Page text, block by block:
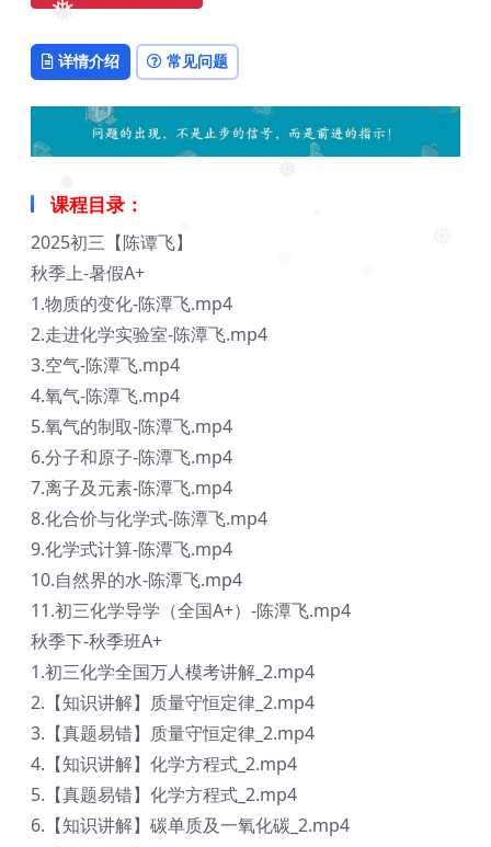
❅
详情介绍 常见问题
课程目录：
2025初三【陈谭飞】
秋季上-暑假A+
1.物质的变化-陈潭飞.mp4
2.走进化学实验室-陈潭飞.mp4
3.空气-陈潭飞.mp4
4.氧气-陈潭飞.mp4
5.氧气的制取-陈潭飞.mp4
6.分子和原子-陈潭飞.mp4
7.离子及元素-陈潭飞.mp4
8.化合价与化学式-陈潭飞.mp4
9.化学式计算-陈潭飞.mp4
10.自然界的水-陈潭飞.mp4
11.初三化学导学（全国A+）-陈潭飞.mp4
秋季下-秋季班A+
1.初三化学全国万人模考讲解_2.mp4
2.【知识讲解】质量守恒定律_2.mp4
3.【真题易错】质量守恒定律_2.mp4
4.【知识讲解】化学方程式_2.mp4
5.【真题易错】化学方程式_2.mp4
6.【知识讲解】碳单质及一氧化碳_2.mp4